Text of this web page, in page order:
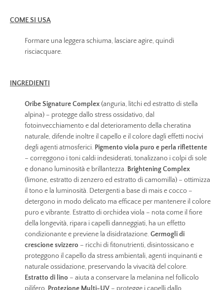
COME SI USA
Formare una leggera schiuma, lasciare agire, quindi
risciacquare.
INGREDIENTI
Oribe Signature Complex(anguria, litchi ed estratto di stella
alpina) – protegge dallo stress ossidativo, dal
fotoinvecchiamento e dal deterioramento della cheratina
naturale, difende inoltre il capello e il colore dagli effetti nocivi
degli agenti atmosferici. Pigmento viola puro e perla riflettente
– correggono i toni caldi indesiderati, tonalizzano i colpi di sole
e donano luminosità e brillantezza. Brightening Complex
(limone, estratto di zenzero ed estratto di camomilla) – ottimizza
il tono e la luminosità. Detergenti a base di mais e cocco –
detergono in modo delicato ma efficace per mantenere il colore
puro e vibrante. Estratto di orchidea viola – nota come il fiore
della longevità, ripara i capelli danneggiati, ha un effetto
condizionante e previene la disidratazione. Germogli di
crescione svizzero – ricchi di fitonutrienti, disintossicano e
proteggono il capello da stress ambientali, agenti inquinanti e
naturale ossidazione, preservando la vivacità del colore.
Estratto di lino – aiuta a conservare la melanina nel follicolo